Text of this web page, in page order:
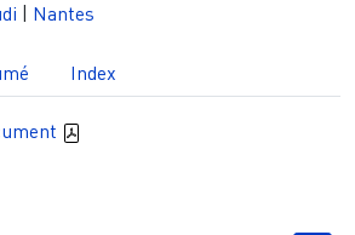
Nantes
Index